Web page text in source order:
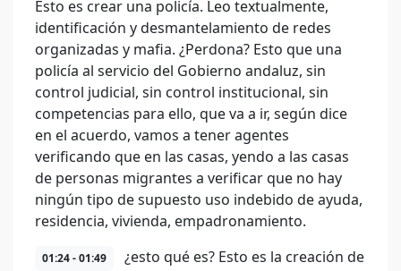
Esto es crear una policía. Leo textualmente,
identificación y desmantelamiento de redes
organizadas y mafia. ¿Perdona? Esto que una
policía al servicio del Gobierno andaluz, sin
control judicial, sin control institucional, sin
competencias para ello, que va a ir, según dice
en el acuerdo, vamos a tener agentes
verificando que en las casas, yendo a las casas
de personas migrantes a verificar que no hay
ningún tipo de supuesto uso indebido de ayuda,
residencia, vivienda, empadronamiento.
01:24 - 01:49
¿esto qué es? Esto es la creación de